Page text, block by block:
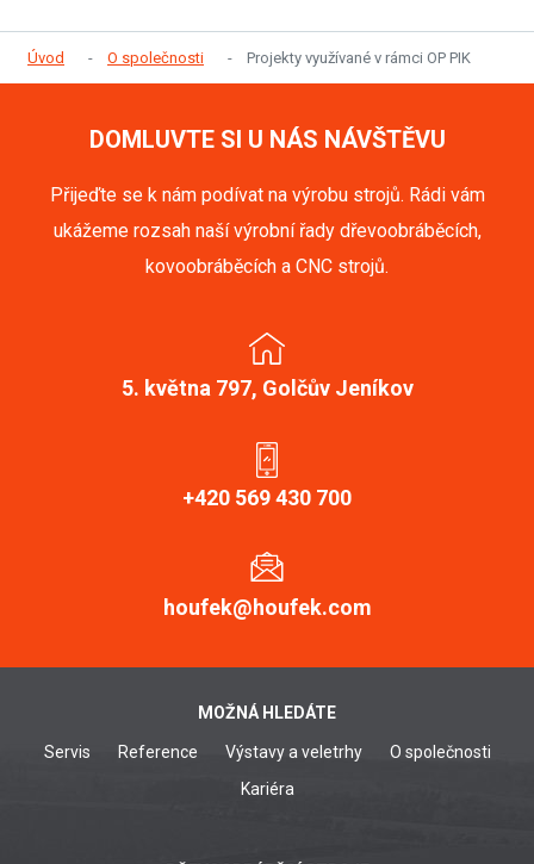
Úvod O společnosti Projekty využívané v rámci OP PIK
DOMLUVTE SI U NÁS NÁVŠTĚVU
Přijeďte se k nám podívat na výrobu strojů. Rádi vám
ukážeme rozsah naší výrobní řady dřevoobráběcích,
kovoobráběcích a CNC strojů.
5. května 797, Golčův Jeníkov
+420 569 430 700
houfek@houfek.com
MOŽNÁ HLEDÁTE
Servis Reference Výstavy a veletrhy
O společnosti
Kariéra